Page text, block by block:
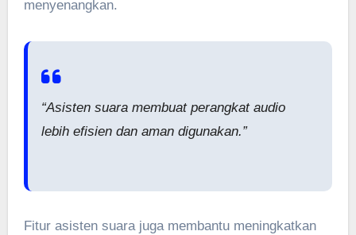
menyenangkan.
“Asisten suara membuat perangkat audio
lebih efisien dan aman digunakan.”
Fitur asisten suara juga membantu meningkatkan